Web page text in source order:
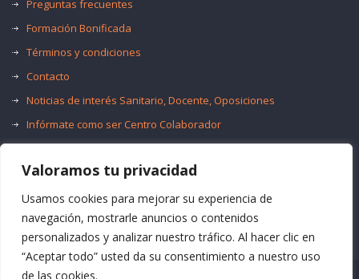
Valoramos tu privacidad
Usamos cookies para mejorar su experiencia de
navegación, mostrarle anuncios o contenidos
personalizados y analizar nuestro tráfico. Al hacer clic en
“Aceptar todo” usted da su consentimiento a nuestro uso
de las cookies.
Preguntas frecuentes
Formación Bonificada
Términos y condiciones
Contacto
Noticias de interés Sanitario, Docente, Oposiciones
Infórmate como ser Centro Colaborador
Oferta de Empleo Público
Bolsas de Empleo